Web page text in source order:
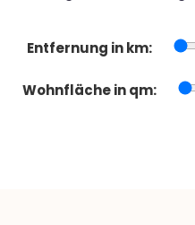
Entfernung in km:
Wohnfläche in qm: